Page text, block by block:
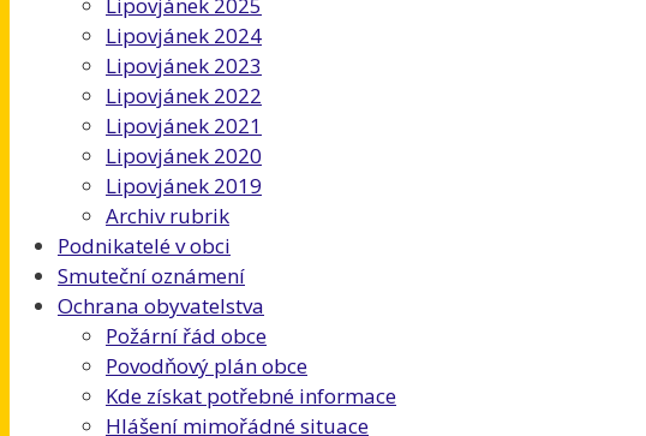
Lipovjánek 2024
Lipovjánek 2023
Lipovjánek 2022
Lipovjánek 2021
Lipovjánek 2020
Lipovjánek 2019
Archiv rubrik
Podnikatelé v obci
Smuteční oznámení
Ochrana obyvatelstva
Požární řád obce
Povodňový plán obce
Kde získat potřebné informace
Hlášení mimořádné situace